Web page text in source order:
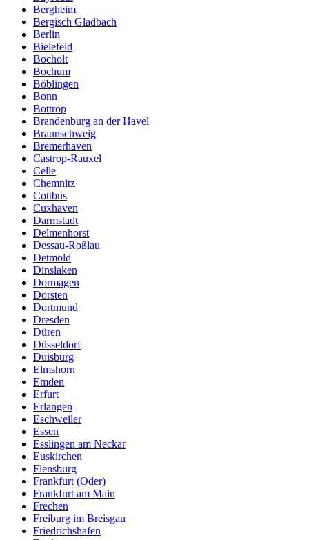
Bergheim
Bergisch Gladbach
Berlin
Bielefeld
Bocholt
Bochum
Böblingen
Bonn
Bottrop
Brandenburg an der Havel
Braunschweig
Bremerhaven
Castrop-Rauxel
Celle
Chemnitz
Cottbus
Cuxhaven
Darmstadt
Delmenhorst
Dessau-Roßlau
Detmold
Dinslaken
Dormagen
Dorsten
Dortmund
Dresden
Düren
Düsseldorf
Duisburg
Elmshorn
Emden
Erfurt
Erlangen
Eschweiler
Essen
Esslingen am Neckar
Euskirchen
Flensburg
Frankfurt (Oder)
Frankfurt am Main
Frechen
Freiburg im Breisgau
Friedrichshafen